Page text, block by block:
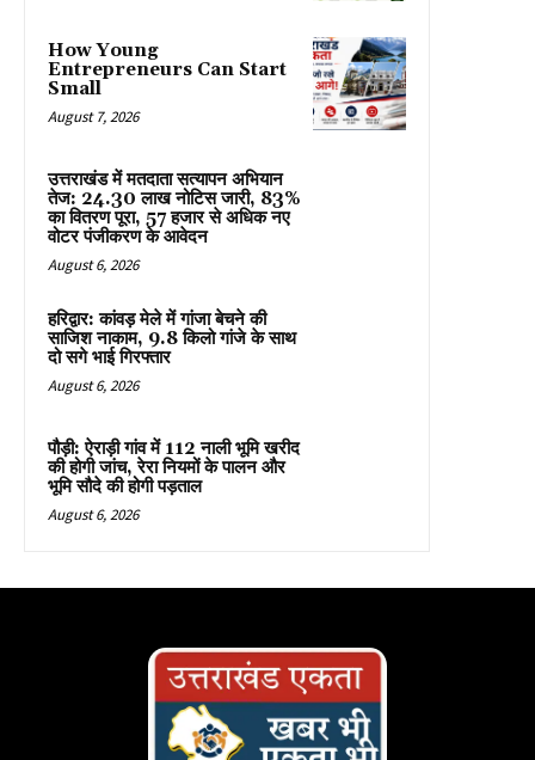
How Young
Entrepreneurs Can Start
Small
August 7, 2026
उत्तराखंड में मतदाता सत्यापन अभियान
तेज: 24.30 लाख नोटिस जारी, 83%
का वितरण पूरा, 57 हजार से अधिक नए
वोटर पंजीकरण के आवेदन
August 6, 2026
हरिद्वार: कांवड़ मेले में गांजा बेचने की
साजिश नाकाम, 9.8 किलो गांजे के साथ
दो सगे भाई गिरफ्तार
August 6, 2026
पौड़ी: ऐराड़ी गांव में 112 नाली भूमि खरीद
की होगी जांच, रेरा नियमों के पालन और
भूमि सौदे की होगी पड़ताल
August 6, 2026